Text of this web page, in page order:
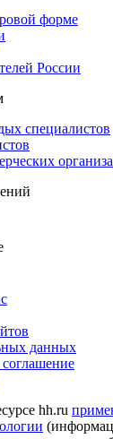
форме
России
специалистов
данных
соглашение
hh.ru